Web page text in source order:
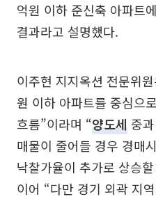
억원 이하 준신축 아파트
결과라고 설명했다.
이주현 지지옥션 전문위
원 이하 아파트를 중심으
흐름”이라며 “양도세 중
매물이 줄어들 경우 경매
낙찰가율이 추가로 상승
이어 “다만 경기 외곽 지